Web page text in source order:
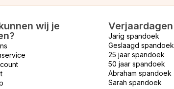
wij je
Verjaardagen
Jarig spandoek
Geslaagd spandoek
25 jaar spandoek
50 jaar spandoek
Abraham spandoek
Sarah spandoek